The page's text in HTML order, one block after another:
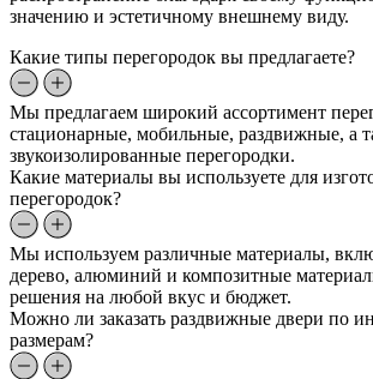
значению и эстетичному внешнему виду.
Какие типы перегородок вы предлагаете?
Мы предлагаем широкий ассортимент
стационарные, мобильные, раздвижные, а
звукоизолированные перегородки.
Какие материалы вы используете для
перегородок?
Мы используем различные материалы,
дерево, алюминий и композитные
решения на любой вкус и бюджет.
Можно ли заказать раздвижные двери по
размерам?